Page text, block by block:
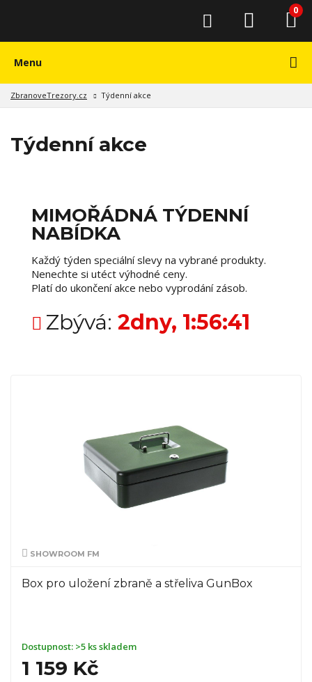
0
Menu
ZbranoveTrezory.cz Týdenní akce
Týdenní akce
MIMOŘÁDNÁ TÝDENNÍ
NABÍDKA
Každý týden speciální slevy na vybrané produkty.
Nenechte si utéct výhodné ceny.
Platí do ukončení akce nebo vyprodání zásob.
Zbývá: 2dny, 1:56:40
SHOWROOM FM
Box pro uložení zbraně a střeliva GunBox
Dostupnost: >5 ks skladem
1 159 Kč